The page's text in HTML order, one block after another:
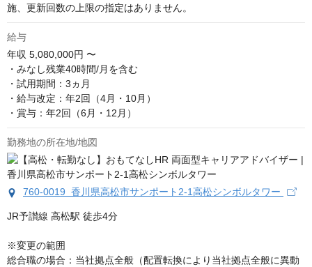
施、更新回数の上限の指定はありません。
給与
年収 5,080,000円 〜
・みなし残業40時間/月を含む
・試用期間：3ヵ月
・給与改定：年2回（4月・10月）
・賞与：年2回（6月・12月）
勤務地の所在地/地図
760-0019 香川県高松市サンポート2-1高松シンボルタワー
JR予讃線 高松駅 徒歩4分
※変更の範囲
総合職の場合：当社拠点全般（配置転換により当社拠点全般に異動